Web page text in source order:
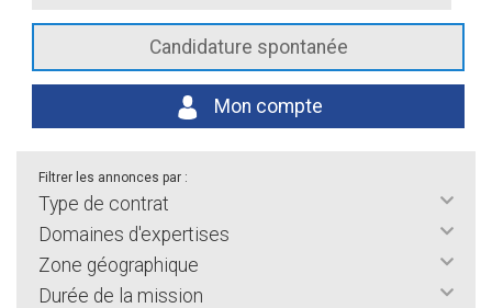
Candidature spontanée
Mon compte
Filtrer les annonces par :
Type de contrat
Domaines d'expertises
Zone géographique
Durée de la mission